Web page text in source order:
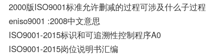
2000版ISO9001标准允许删减的过程可涉及什么子过程
eniso9001 :2008中文意思
ISO9001-2015标识和可追溯性控制程序A0
ISO9001-2015岗位说明书汇编